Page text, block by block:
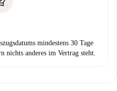
mindestens 30 Tage
nichts anderes im Vertrag steht.